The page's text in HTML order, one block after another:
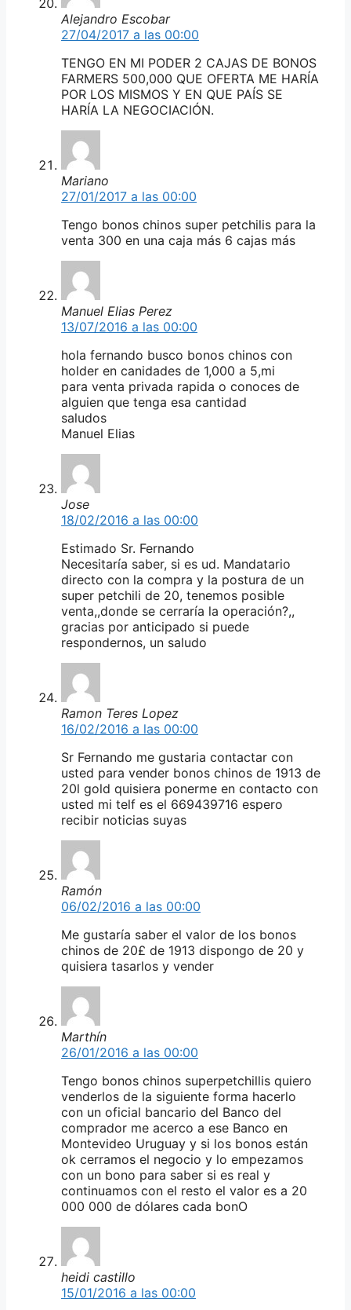
Alejandro Escobar
27/04/2017 a las 00:00
TENGO EN MI PODER 2 CAJAS DE BONOS
FARMERS 500,000 QUE OFERTA ME HARÍA
POR LOS MISMOS Y EN QUE PAÍS SE
HARÍA LA NEGOCIACIÓN.
Mariano
27/01/2017 a las 00:00
Tengo bonos chinos super petchilis para la
venta 300 en una caja más 6 cajas más
Manuel Elias Perez
13/07/2016 a las 00:00
hola fernando busco bonos chinos con
holder en canidades de 1,000 a 5,mi
para venta privada rapida o conoces de
alguien que tenga esa cantidad
saludos
Manuel Elias
Jose
18/02/2016 a las 00:00
Estimado Sr. Fernando
Necesitaría saber, si es ud. Mandatario
directo con la compra y la postura de un
super petchili de 20, tenemos posible
venta,,donde se cerraría la operación?,,
gracias por anticipado si puede
respondernos, un saludo
Ramon Teres Lopez
16/02/2016 a las 00:00
Sr Fernando me gustaria contactar con
usted para vender bonos chinos de 1913 de
20l gold quisiera ponerme en contacto con
usted mi telf es el 669439716 espero
recibir noticias suyas
Ramón
06/02/2016 a las 00:00
Me gustaría saber el valor de los bonos
chinos de 20£ de 1913 dispongo de 20 y
quisiera tasarlos y vender
Marthín
26/01/2016 a las 00:00
Tengo bonos chinos superpetchillis quiero
venderlos de la siguiente forma hacerlo
con un oficial bancario del Banco del
comprador me acerco a ese Banco en
Montevideo Uruguay y si los bonos están
ok cerramos el negocio y lo empezamos
con un bono para saber si es real y
continuamos con el resto el valor es a 20
000 000 de dólares cada bonO
heidi castillo
15/01/2016 a las 00:00